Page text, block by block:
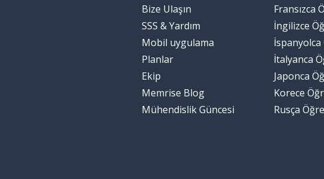
Bize Ulaşın
SSS & Yardım
Mobil uygulama
Planlar
Ekip
Memrise Blog
Mühendislik Güncesi
Fransızca
İngilizce
İtalyanca
Japonca
Korece
Rusça